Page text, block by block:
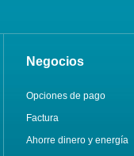
Negocios
Opciones de pago
Factura
Ahorre dinero y energía